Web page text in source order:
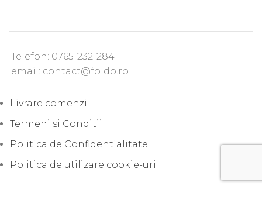
Telefon: 0765-232-284
email: contact@foldo.ro
Livrare comenzi
Termeni si Conditii
Politica de Confidentialitate
Politica de utilizare cookie-uri